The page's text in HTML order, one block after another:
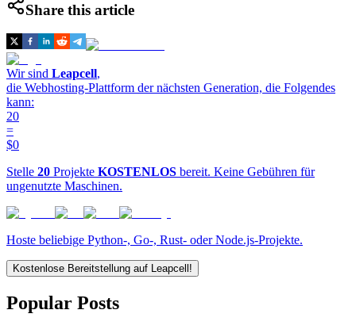
Share this article
Wir sind Leapcell,
die Webhosting-Plattform der nächsten Generation, die Folgendes
kann:
20
=
$0
Stelle 20 Projekte KOSTENLOS bereit. Keine Gebühren für
ungenutzte Maschinen.
Hoste beliebige Python-, Go-, Rust- oder Node.js-Projekte.
Kostenlose Bereitstellung auf Leapcell!
Popular Posts